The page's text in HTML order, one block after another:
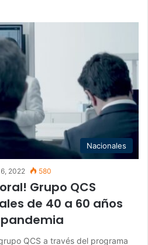
Nacionales
2022 580
Grupo QCS
de 40 a 60 años
QCS a través del programa